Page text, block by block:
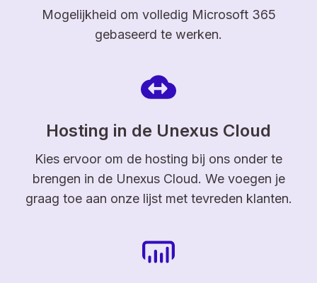
Mogelijkheid om volledig Microsoft 365
gebaseerd te werken.
Hosting in de Unexus Cloud
Kies ervoor om de hosting bij ons onder te
brengen in de Unexus Cloud. We voegen je
graag toe aan onze lijst met tevreden klanten.